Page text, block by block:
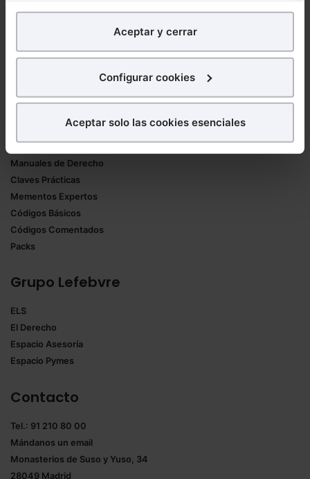
analíticospara tratar demejorar tu experienciaen
nuestra página web. También con fines publicitarios,
para poder mostrarte publicidad y contenidos de tu
¿Qué puedes hacer?
experiencia en la web sea óptima
Puedesaceptar solo las esenciales
todas las cookies excepto aquellas imprescindibles.
También puedes
seleccionar solo aquellas que quieras permitir en tu
navegador. Si no seleccionas ninguna utilizaremos
las que sean indispensables para la navegación.
Saber más acerca de las cookies
Aceptar y cerrar
Configurar cookies
Aceptar solo las cookies esenciales
Lefebvre
Trabaja con nosotros
Productos
Formularios Jurídicos
Manuales de Derecho
Claves Prácticas
Mementos Expertos
Códigos Básicos
Códigos Comentados
Packs
Grupo Lefebvre
ELS
El Derecho
Espacio Asesoría
Espacio Pymes
Contacto
Tel.: 91 210 80 00
Mándanos un email
Monasterios de Suso y Yuso, 34
28049 Madrid